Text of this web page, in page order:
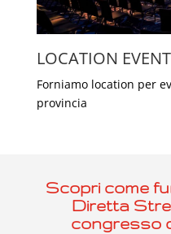
LOCATION
Forniamo location per
provincia
Scopri come
Diretta
congresso